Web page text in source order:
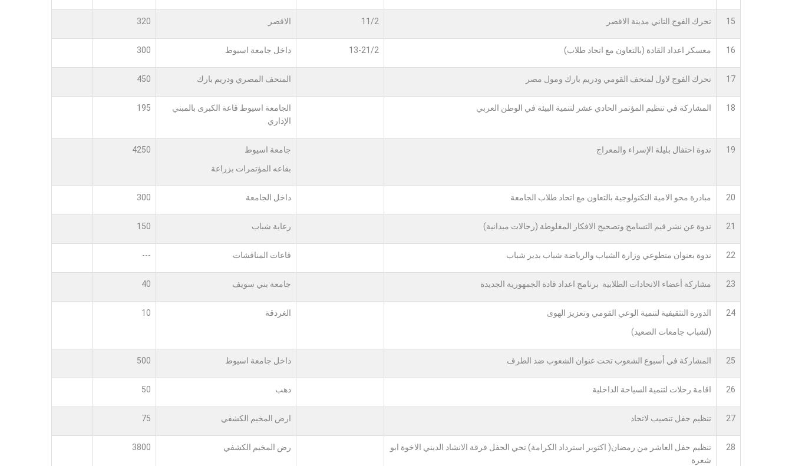
15 تحرك الفوج التاني مدينة الاقصر 11/2 الاقصر 320
16 معسكر اعداد القادة (بالتعاون مع اتحاد طلاب) 13-21/2 داخل جامعة اسيوط 300
17 تحرك الفوج لاول لمتحف القومي ودريم بارك ومول مصر المتحف المصري ودريم بارك 450
18 المشاركة في تنظيم المؤتمر الحادي عشر لتنمية البيئة في الوطن العربي
الجامعة اسيوط قاعة الكبرى بالمبني
الإداري
195
19 ندوة احتفال بليلة الإسراء والمعراج
جامعة اسيوط
بقاعه المؤتمرات بزراعة
4250
20 مبادرة محو الامية التكنولوجية بالتعاون مع اتحاد طلاب الجامعة داخل الجامعة 300
21 ندوة عن نشر قيم التسامح وتصحيح الافكار المغلوطة (رحالات ميدانية) رعاية شباب 150
22 ندوة بعنوان متطوعي وزارة الشباب والرياضة شباب بدير شباب قاعات المناقشات ---
23 مشاركة أعضاء الاتحادات الطلابية برنامج اعداد قادة الجمهورية الجديدة جامعة بني سويف 40
24
الدورة التثقيفية لتنمية الوعي القومي وتعزيز الهوى
(لشباب جامعات الصعيد)
الغردقة 10
25 المشاركة في أسبوع الشعوب تحت عنوان الشعوب ضد الطرف داخل جامعة اسيوط 500
26 اقامة رحلات لتنمية السياحة الداخلية دهب 50
27 تنظيم حفل تنصيب لاتحاد ارض المخيم الكشفي 75
28
تنظيم حفل العاشر من رمضان( اكتوبر استرداد الكرامة) تحي الحفل فرقة الانشاد الديني الاخوة ابو
شعرة
رض المخيم الكشفي 3800